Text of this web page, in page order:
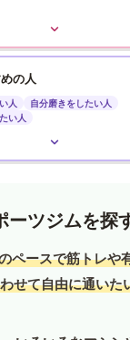
の人
人
自分磨きをしたい人
い人
ーツジムを探
ペースで筋トレや
せて自由に通いた